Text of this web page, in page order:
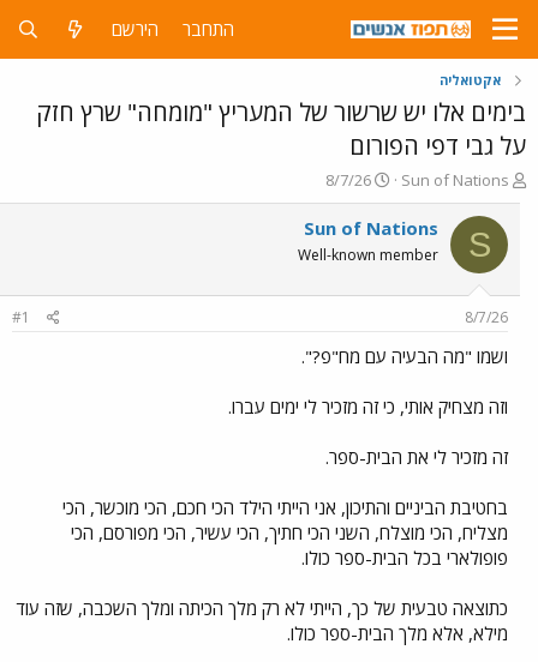
התחבר הירשם
אקטואליה
בימים אלו יש שרשור של המעריץ "מומחה" שרץ חזק
על גבי דפי הפורום
פ
ו
ת
ח
ה
ו
ש
א
Sun of Nations
פ
ו
ר
ם
ר
8/7/26
S
Sun of Nations
Well-known member
8/7/26
#1
ושמו "מה הבעיה עם מח"פ?".
וזה מצחיק אותי, כי זה מזכיר לי ימים עברו.
זה מזכיר לי את הבית-ספר.
בחטיבת הביניים והתיכון, אני הייתי הילד הכי חכם, הכי מוכשר, הכי
מצליח, הכי מוצלח, השני הכי חתיך, הכי עשיר, הכי מפורסם, הכי
פופולארי בכל הבית-ספר כולו.
כתוצאה טבעית של כך, הייתי לא רק מלך הכיתה ומלך השכבה, שזה עוד
מילא, אלא מלך הבית-ספר כולו.